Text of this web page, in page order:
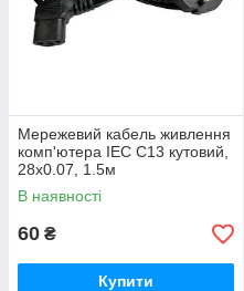
Мережевий кабель живлення
комп'ютера IEC C13 кутовий,
28x0.07, 1.5м
В наявності
60 ₴
Купити